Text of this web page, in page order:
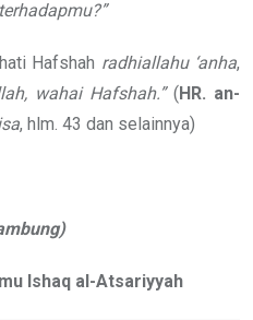
Hafshah radhiallahu ‘anha,
wahai Hafshah.”(HR. an-
, hlm. 43 dan selainnya)
Ishaq al-Atsariyyah